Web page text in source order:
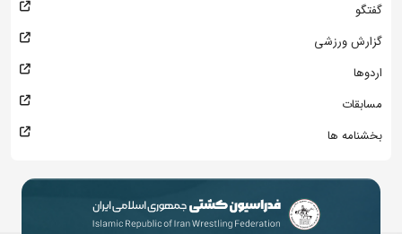
گفتگو
گزارش ورزشی
اردوها
مسابقات
بخشنامه ها